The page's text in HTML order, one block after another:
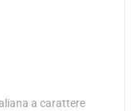
a carattere